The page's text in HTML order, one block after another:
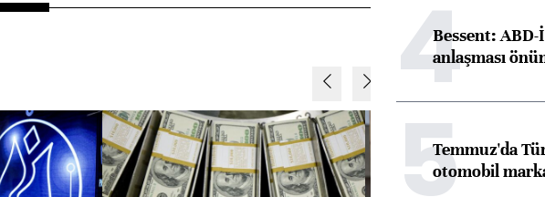
4Bessent:
anlaşması
5Temmuz'da
otomobil